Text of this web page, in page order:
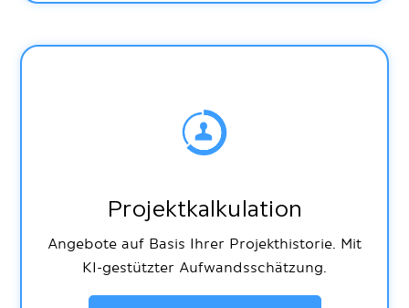
Projektkalkulation
Angebote auf Basis Ihrer Projekthistorie. Mit
KI-gestützter Aufwandsschätzung.